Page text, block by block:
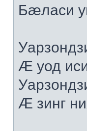
Бæласи
Æ уод
Æ зинг